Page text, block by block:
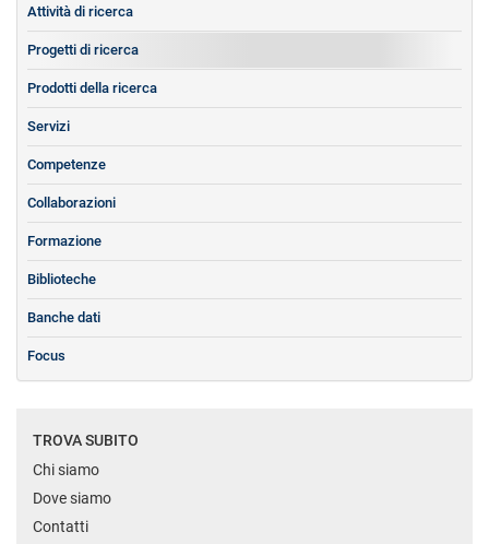
Attività di ricerca
Progetti di ricerca
Prodotti della ricerca
Servizi
Competenze
Collaborazioni
Formazione
Biblioteche
Banche dati
Focus
TROVA SUBITO
Chi siamo
Dove siamo
Contatti